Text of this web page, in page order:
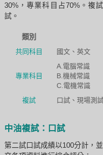
30%，專業科目占70%。複
試。
類別
共同科目 國文、英文
專業科目
A.電腦常識
B.機械常識
C.電機常識
複試
口試、現場測
中油複試：口試
第二試口試成績以100分計，